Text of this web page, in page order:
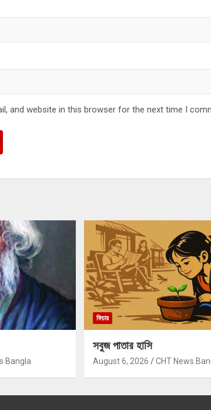
and website in this browser for the next time I
Bangla
ফিচার
সবুজ পাতার হাসি
August 6, 2026 CHT News